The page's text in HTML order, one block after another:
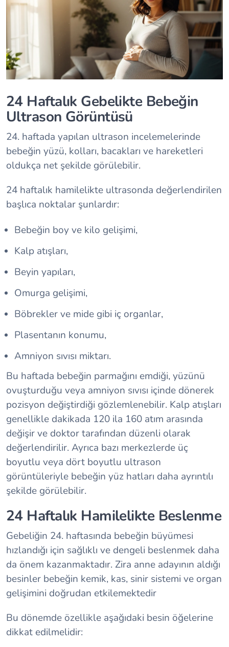
24 Haftalık Gebelikte Bebeğin
Ultrason Görüntüsü
24. haftada yapılan ultrason incelemelerinde
bebeğin yüzü, kolları, bacakları ve hareketleri
oldukça net şekilde görülebilir.
24 haftalık hamilelikte ultrasonda değerlendirilen
başlıca noktalar şunlardır:
Bebeğin boy ve kilo gelişimi,
Kalp atışları,
Beyin yapıları,
Omurga gelişimi,
Böbrekler ve mide gibi iç organlar,
Plasentanın konumu,
Amniyon sıvısı miktarı.
Bu haftada bebeğin parmağını emdiği, yüzünü
ovuşturduğu veya amniyon sıvısı içinde dönerek
pozisyon değiştirdiği gözlemlenebilir. Kalp atışları
genellikle dakikada 120 ila 160 atım arasında
değişir ve doktor tarafından düzenli olarak
değerlendirilir. Ayrıca bazı merkezlerde üç
boyutlu veya dört boyutlu ultrason
görüntüleriyle bebeğin yüz hatları daha ayrıntılı
şekilde görülebilir.
24 Haftalık Hamilelikte Beslenme
Gebeliğin 24. haftasında bebeğin büyümesi
hızlandığı için sağlıklı ve dengeli beslenmek daha
da önem kazanmaktadır. Zira anne adayının aldığı
besinler bebeğin kemik, kas, sinir sistemi ve organ
gelişimini doğrudan etkilemektedir
Bu dönemde özellikle aşağıdaki besin öğelerine
dikkat edilmelidir: